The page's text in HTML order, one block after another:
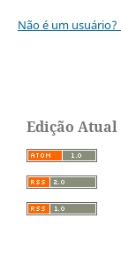
Não é um
Edição Atual